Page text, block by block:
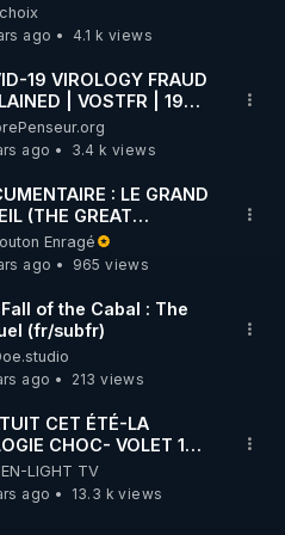
LIEN
💥
ago
4.1 k views
19 VIROLOGY FRAUD
| VOSTFR | 19
ago
3.4 k views
: LE GRAND
(THE GREAT
Enragé
ago
965 views
of the Cabal : The
(fr/subfr)
ago
213 views
CET ÉTÉ-LA
CHOC- VOLET 1
UP"
LIGHT TV
ago
13.3 k views